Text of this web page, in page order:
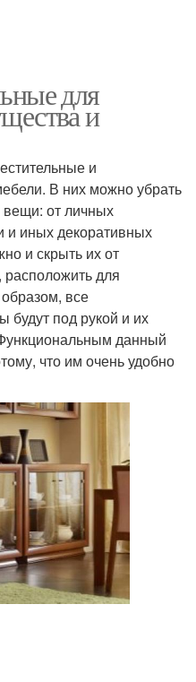
для
и
и
В них можно убрать
от личных
и иных декоративных
и скрыть их от
расположить для
все
под рукой и их
данный
что им очень удобно